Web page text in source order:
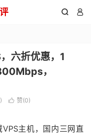
 
六折优惠，1
，
 赞(0)
主机，国内三网直